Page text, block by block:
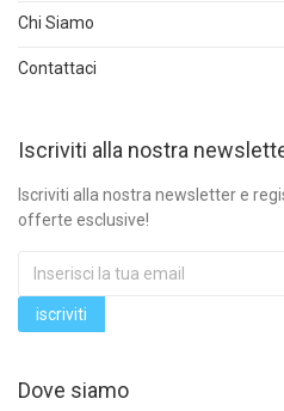
Chi Siamo
Contattaci
Iscriviti alla nostra
Iscriviti alla nostra newsletter e
offerte esclusive!
Dove siamo